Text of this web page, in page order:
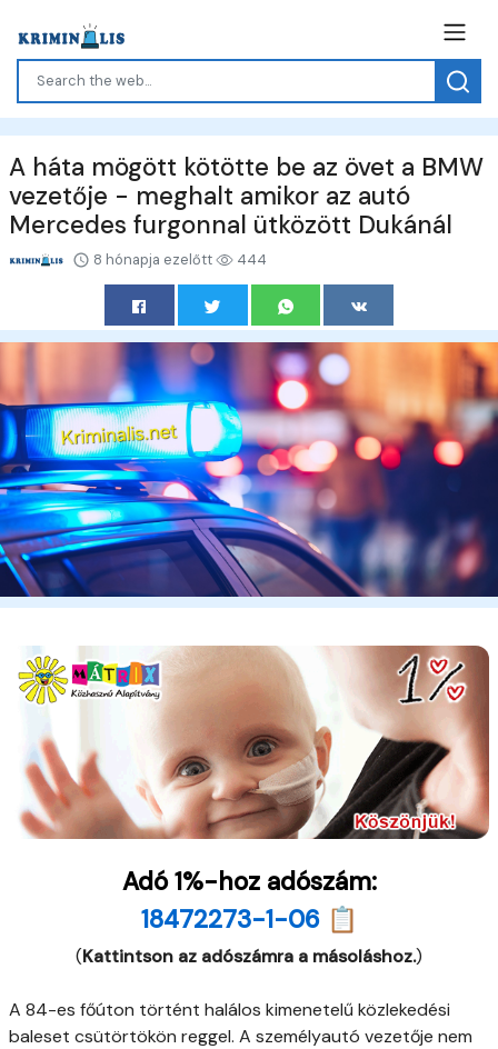
A háta mögött kötötte be az övet a BMW
vezetője - meghalt amikor az autó
Mercedes furgonnal ütközött Dukánál
8 hónapja ezelőtt 444
Adó 1%-hoz adószám:
18472273-1-06 📋
(Kattintson az adószámra a másoláshoz.)
A 84-es főúton történt halálos kimenetelű közlekedési
baleset csütörtökön reggel. A személyautó vezetője nem